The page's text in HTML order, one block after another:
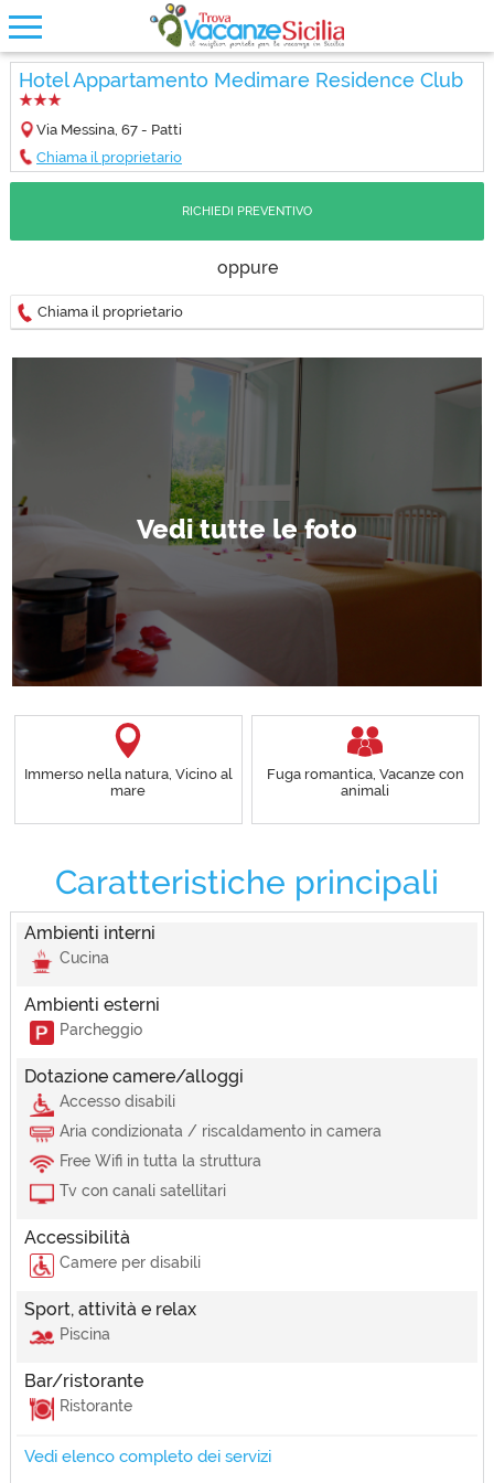
Hotel Appartamento Medimare Residence Club
Via Messina, 67 - Patti
Chiama il proprietario
RICHIEDI PREVENTIVO
oppure
Chiama il proprietario
Immerso nella natura, Vicino al
mare
Fuga romantica, Vacanze con
animali
Caratteristiche principali
Ambienti interni
Cucina
Ambienti esterni
Parcheggio
Dotazione camere/alloggi
Accesso disabili
Aria condizionata / riscaldamento in camera
Free Wifi in tutta la struttura
Tv con canali satellitari
Accessibilità
Camere per disabili
Sport, attività e relax
Piscina
Bar/ristorante
Ristorante
Vedi elenco completo dei servizi